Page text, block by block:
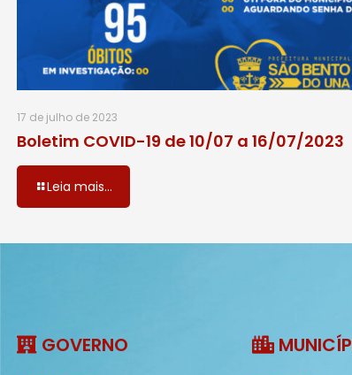
17 de julho de 2023
Boletim COVID-19 de 10/07 a 16/07/2023
Leia mais...
GOVERNO